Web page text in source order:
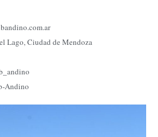
Lago, Ciudad de Mendoza
Andino